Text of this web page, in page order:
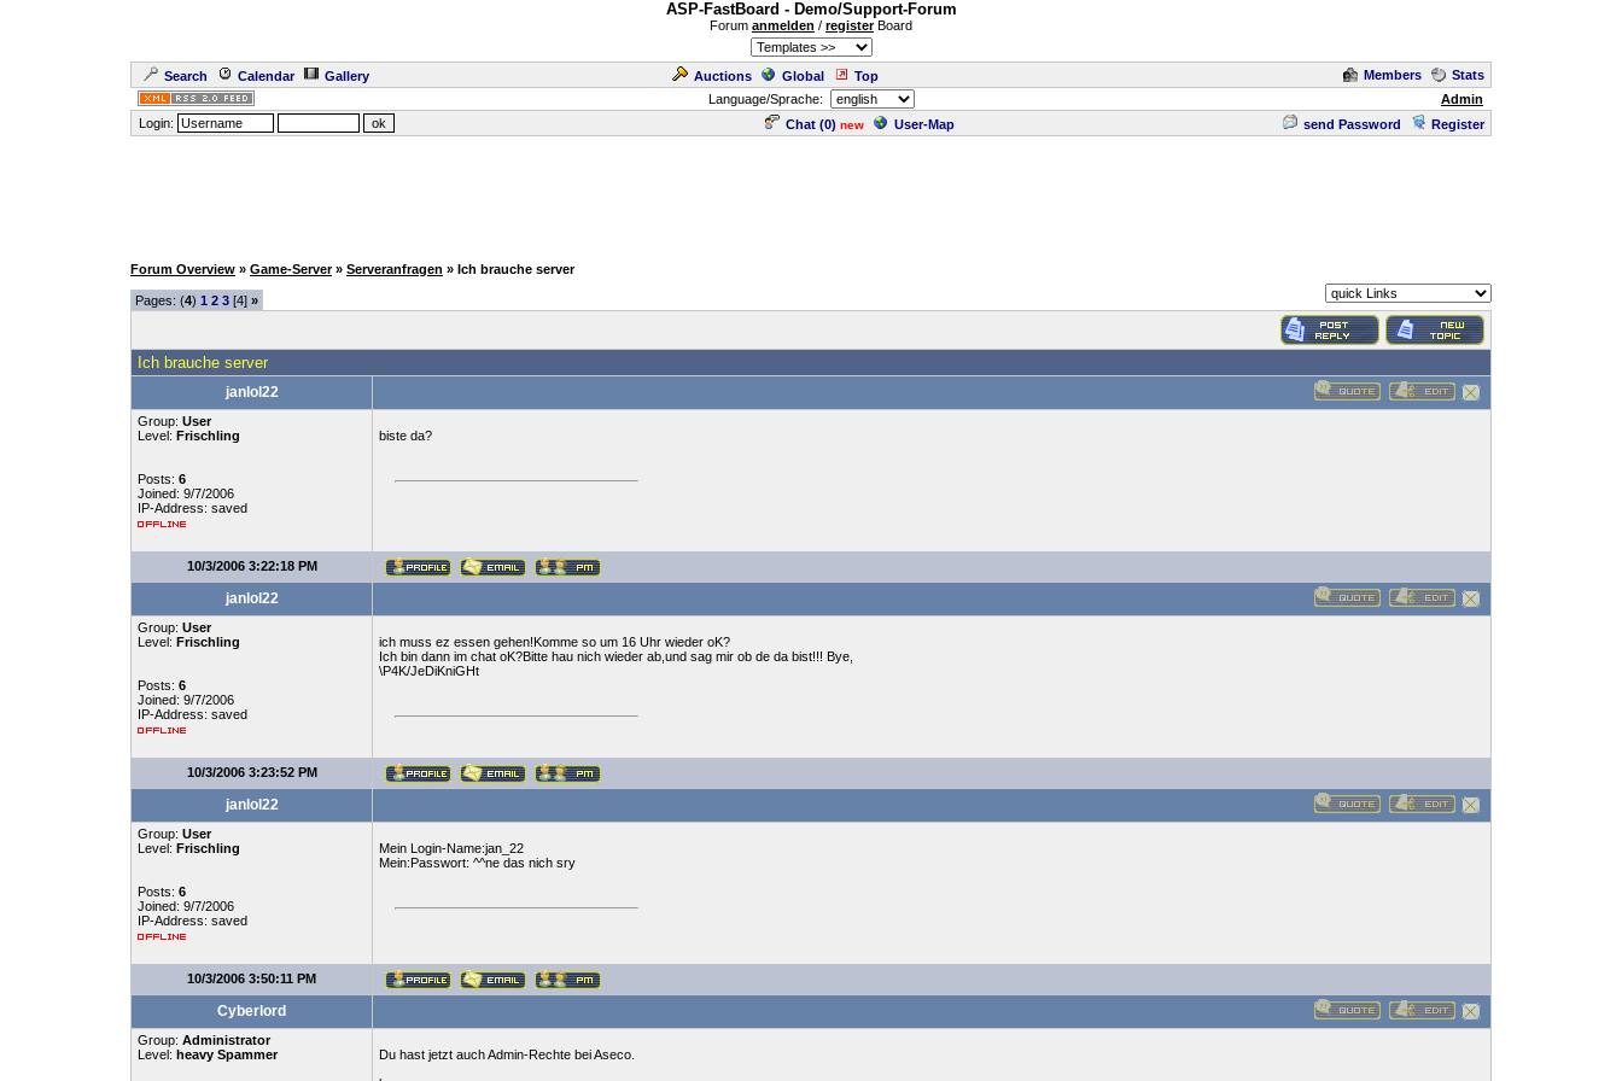
ASP-FastBoard - Demo/Support-Forum
Forum anmelden / registerBoard
Search Calendar Gallery Auctions Global Top Members
Stats
Language/Sprache:
Admin
Login:
Chat (0) new User-Map send Password Register
Forum Overview » Game-Server » Serveranfragen » Ich brauche server
Pages: (4) 1 2 3 [4] »
Ich brauche server
janlol22
Group: User
Level: Frischling
Posts: 6
Joined: 9/7/2006
IP-Address: saved
biste da?
10/3/2006 3:22:18 PM
janlol22
Group: User
Level: Frischling
Posts: 6
Joined: 9/7/2006
IP-Address: saved
ich muss ez essen gehen!Komme so um 16 Uhr wieder oK?
Ich bin dann im chat oK?Bitte hau nich wieder ab,und sag mir ob de da bist!!! Bye,
\P4K/JeDiKniGHt
10/3/2006 3:23:52 PM
janlol22
Group: User
Level: Frischling
Posts: 6
Joined: 9/7/2006
IP-Address: saved
Mein Login-Name:jan_22
Mein:Passwort: ^^ne das nich sry
10/3/2006 3:50:11 PM
Cyberlord
Group: Administrator
Level: heavy Spammer
Du hast jetzt auch Admin-Rechte bei Aseco.